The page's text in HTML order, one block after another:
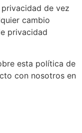
de vez
cambio
privacidad
esta política de
con nosotros en